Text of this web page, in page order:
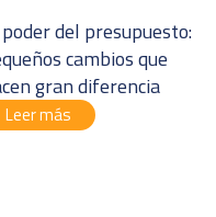
del presupuesto:
cambios que
gran diferencia
Leer más